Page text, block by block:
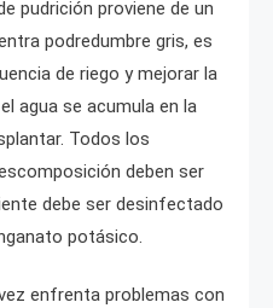
pudrición proviene de un
podredumbre gris, es
de riego y mejorar la
agua se acumula en la
Todos los
deben ser
debe ser desinfectado
potásico.
enfrenta problemas con